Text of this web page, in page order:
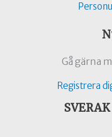
Gå gärna
Registrera